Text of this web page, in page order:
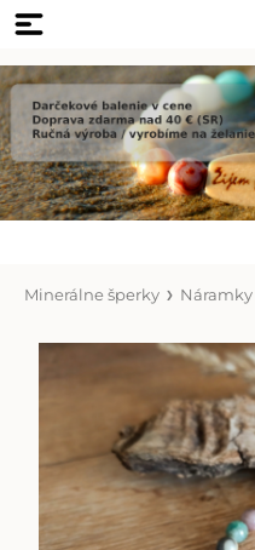
Minerálne šperky Náramky